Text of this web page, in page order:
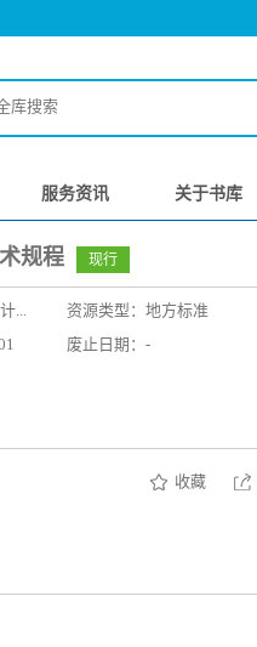
服务资讯 关于书库
规程 现行
...
资源类型：地方标准
废止日期：-
收藏